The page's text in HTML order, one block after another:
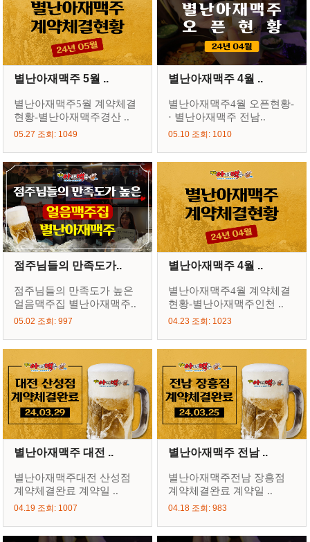
별난아재맥주 5월 ..
별난아재맥주5월 계약체결
현황-별난아재맥주경산 ..
05.27 조회: 1049
별난아재맥주 4월 ..
별난아재맥주4월 오픈현황-
· 별난아재맥주 전남..
05.10 조회: 1010
점주님들의 만족도가..
점주님들의 만족도가 높은
얼음맥주집 별난아재맥주..
05.02 조회: 997
별난아재맥주 4월 ..
별난아재맥주4월 계약체결
현황-별난아재맥주인천 ..
04.23 조회: 1023
별난아재맥주 대전 ..
별난아재맥주대전 산성점
계약체결완료 계약일 ..
04.19 조회: 1007
별난아재맥주 전남 ..
별난아재맥주전남 장흥점
계약체결완료 계약일 ..
04.18 조회: 983